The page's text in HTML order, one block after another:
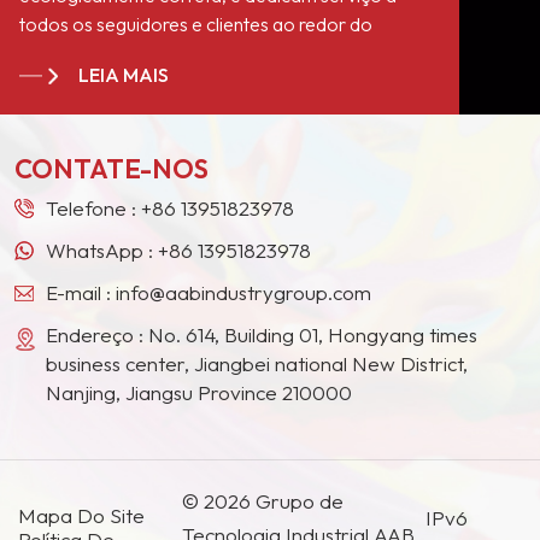
todos os seguidores e clientes ao redor do
longo prazo para muitos gigantes de tintas na
Europa, América do Norte, Oriente Médio,
países e regiões.
LEIA MAIS
CONTATE-NOS
Telefone : +86 13951823978
WhatsApp : +86 13951823978
E-mail : info@aabindustrygroup.com
Endereço : No. 614, Building 01, Hongyang times
business center, Jiangbei national New District,
Nanjing, Jiangsu Province 210000
Mapa Do Site
© 2026 Grupo de
IPv6